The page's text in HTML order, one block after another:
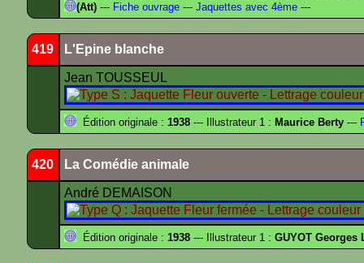
(Att) --- Fiche ouvrage --- Jaquettes avec 4ème ---
419 L'Epine blanche
Jean TOUSSEUL
Édition originale : 1938 --- Illustrateur 1 : Maurice Berty ---
420 La Comédie animale
André DEMAISON
Édition originale : 1938 --- Illustrateur 1 : GUYOT Georges